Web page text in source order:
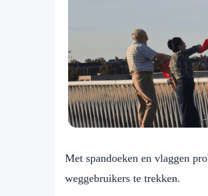
Met spandoeken en vlaggen
weggebruikers te trekken.